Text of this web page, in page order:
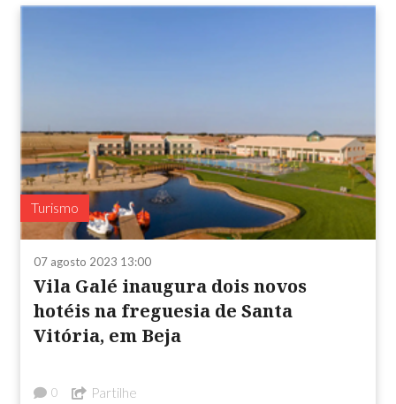
Turismo
07 agosto 2023 13:00
Vila Galé inaugura dois novos
hotéis na freguesia de Santa
Vitória, em Beja
0 Partilhe